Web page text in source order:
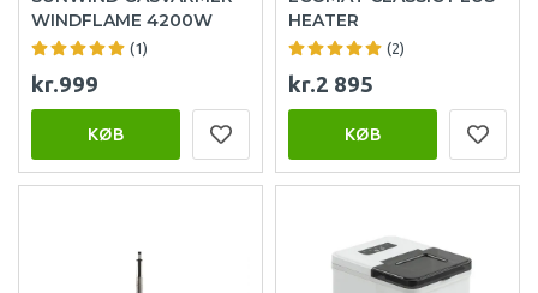
WINDFLAME 4200W
(1)
kr.999
KØB
HEATER
(2)
kr.2 895
KØB